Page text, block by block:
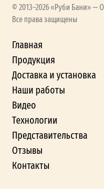
© 2013–2026 «Руби Бани» —
Все права защищены
Главная
Продукция
Доставка и установка
Наши работы
Видео
Технологии
Представительства
Отзывы
Контакты